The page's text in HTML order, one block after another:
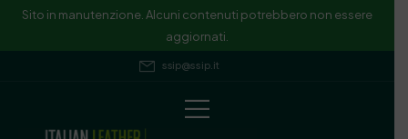
Sito in manutenzione. Alcuni contenuti potrebbero non essere
aggiornati.
ssip@ssip.it